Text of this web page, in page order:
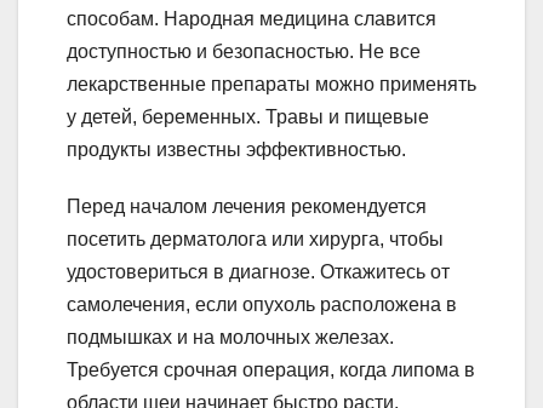
способам. Народная медицина славится
доступностью и безопасностью. Не все
лекарственные препараты можно применять
у детей, беременных. Травы и пищевые
продукты известны эффективностью.
Перед началом лечения рекомендуется
посетить дерматолога или хирурга, чтобы
удостовериться в диагнозе. Откажитесь от
самолечения, если опухоль расположена в
подмышках и на молочных железах.
Требуется срочная операция, когда липома в
области шеи начинает быстро расти.